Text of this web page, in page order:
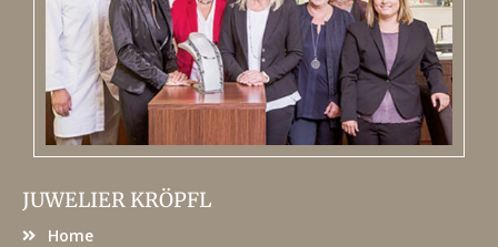
JUWELIER KRÖPFL
Home